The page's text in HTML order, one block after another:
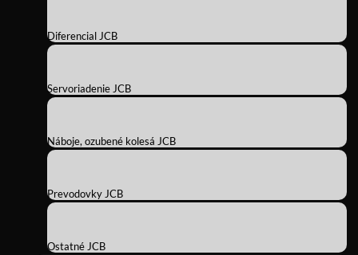
Diferencial JCB
Servoriadenie JCB
Náboje, ozubené kolesá JCB
Prevodovky JCB
Ostatné JCB